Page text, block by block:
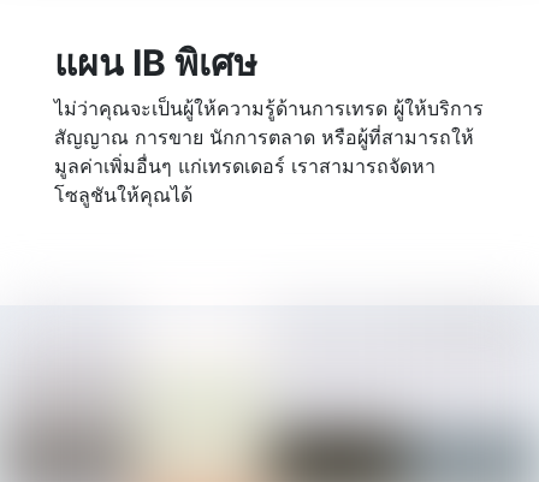
แผน IB พิเศษ
ไม่ว่าคุณจะเป็นผู้ให้ความรู้ด้านการเทรด ผู้ให้บริการ
สัญญาณ การขาย นักการตลาด หรือผู้ที่สามารถให้
มูลค่าเพิ่มอื่นๆ แก่เทรดเดอร์ เราสามารถจัดหา
โซลูชันให้คุณได้